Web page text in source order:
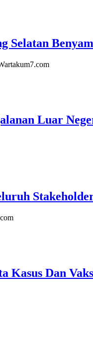
Selatan
Luar
Kasus Dan